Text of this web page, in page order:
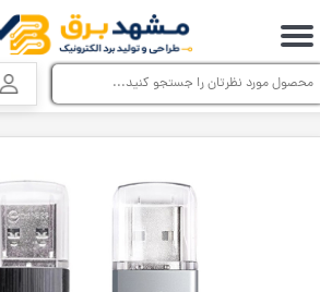
حساب کاربری من
تغییر گذر واژه
سفارشات
خروج از حساب کاربری